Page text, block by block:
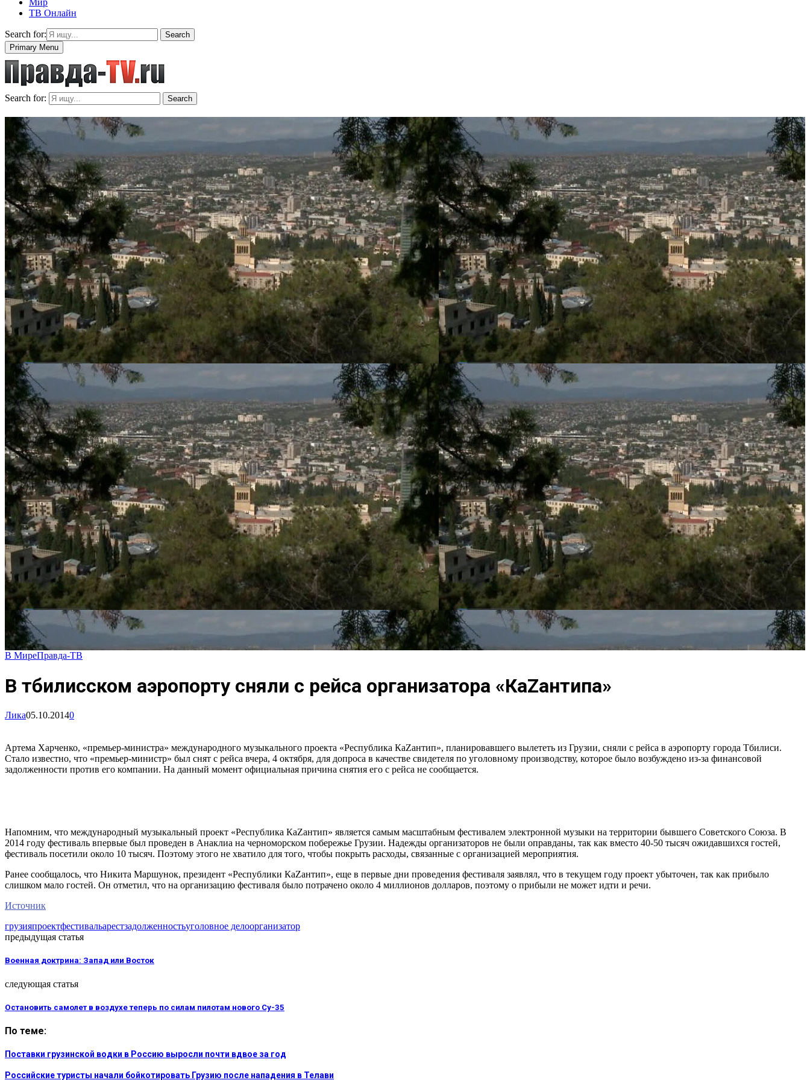
Мир
ТВ Онлайн
Search for:
Search
Primary Menu
Search for: Search
В МиреПравда-ТВ
В тбилисском аэропорту сняли с рейса организатора «КаZантипа»
Лика05.10.20140
Артема Харченко, «премьер-министра» международного музыкального проекта «Республика КаZантип», планировавшего вылететь из Грузии, сняли с рейса в аэропорту города Тбилиси.
Стало известно, что «премьер-министр» был снят с рейса вчера, 4 октября, для допроса в качестве свидетеля по уголовному производству, которое было возбуждено из-за финансовой
задолженности против его компании. На данный момент официальная причина снятия его с рейса не сообщается.
Напомним, что международный музыкальный проект «Республика КаZантип» является самым масштабным фестивалем электронной музыки на территории бывшего Советского Союза. В
2014 году фестиваль впервые был проведен в Анаклиа на черноморском побережье Грузии. Надежды организаторов не были оправданы, так как вместо 40-50 тысяч ожидавшихся гостей,
фестиваль посетили около 10 тысяч. Поэтому этого не хватило для того, чтобы покрыть расходы, связанные с организацией мероприятия.
Ранее сообщалось, что Никита Маршунок, президент «Республики КаZантип», еще в первые дни проведения фестиваля заявлял, что в текущем году проект убыточен, так как прибыло
слишком мало гостей. Он отметил, что на организацию фестиваля было потрачено около 4 миллионов долларов, поэтому о прибыли не может идти и речи.
Источник
грузияпроектфестивальарестзадолженностьуголовное делоорганизатор
предыдущая статья
Военная доктрина: Запад или Восток
следующая статья
Остановить самолет в воздухе теперь по силам пилотам нового Су-35
По теме:
Поставки грузинской водки в Россию выросли почти вдвое за год
Российские туристы начали бойкотировать Грузию после нападения в Телави